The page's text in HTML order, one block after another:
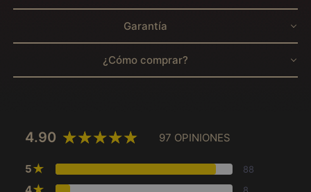
Garantía
¿Cómo comprar?
4.90 97 OPINIONES
5★ 88